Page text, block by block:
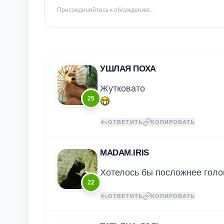
Присоединяйтесь к обсуждению...
25
УШЛАЯ ПОХА
Жутковато
ОТВЕТИТЬ КОПИРОВАТЬ
22
MADAM.IRIS
Хотелось бы посложнее
ОТВЕТИТЬ КОПИРОВАТЬ